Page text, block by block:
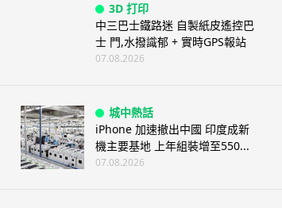
3D 打印
中三巴士鐵路迷 自製紙皮遙控巴
士 門,水撥識郁 + 實時GPS報站
07.08.2026
城中熱話
iPhone 加速撤出中國 印度成新
機主要基地 上年組裝增至550...
07.08.2026